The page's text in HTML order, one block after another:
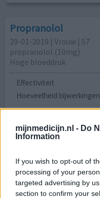
mijnmedicijn.nl - Do
Information
If you wish to opt-out of
processing of your
targeted advertising by
section to confirm your
Propranolol
29-01-2019 | Vrouw | 57
propranolol (10mg)
Hoge bloeddruk
Effectiviteit
Hoeveelheid bijwerkingen
Nadat ik eerst
daar niet goed op
dus propranolol, een
reageren. Ben
beter door slapen,
meer genoeg aan en